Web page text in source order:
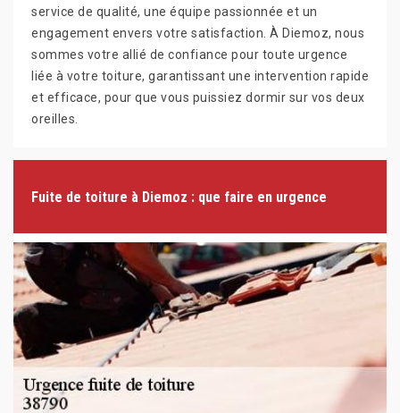
service de qualité, une équipe passionnée et un
engagement envers votre satisfaction. À Diemoz, nous
sommes votre allié de confiance pour toute urgence
liée à votre toiture, garantissant une intervention rapide
et efficace, pour que vous puissiez dormir sur vos deux
oreilles.
Fuite de toiture à Diemoz : que faire en urgence